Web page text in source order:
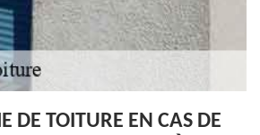
DE TOITURE EN CAS DE